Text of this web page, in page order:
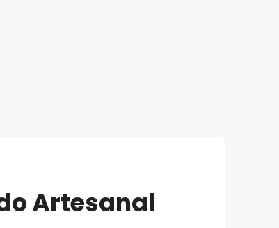
Artesanal